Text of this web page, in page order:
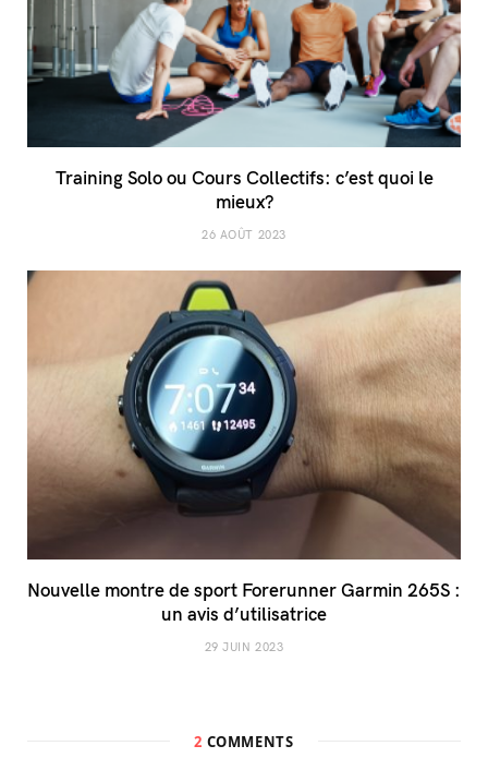
Training Solo ou Cours Collectifs: c’est quoi le
mieux?
26 AOÛT 2023
Nouvelle montre de sport Forerunner Garmin 265S :
un avis d’utilisatrice
29 JUIN 2023
2 COMMENTS